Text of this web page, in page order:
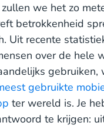
we het zo
betrokkenheid
Uit recente
over de hele
gebruiken,
gebruikte
ter wereld is. Je
te krijgen: